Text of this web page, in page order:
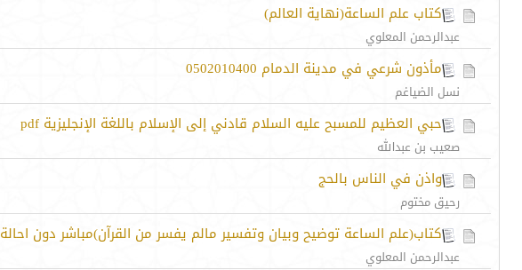
كتاب علم الساعة(نهاية العالم)
عبدالرحمن المعلوي
مأذون شرعي في مدينة الدمام 0502010400
نسل الضياغم
حبي العظيم للمسبح عليه السلام قادني إلى الإسلام باللغة الإنجليزية pdf
صعيب بن عبدالله
واذن في الناس بالحج
رحيق مختوم
كتاب(علم الساعة توضيح وبيان وتفسير مالم يفسر من القرآن)مباشر دون احالة
عبدالرحمن المعلوي